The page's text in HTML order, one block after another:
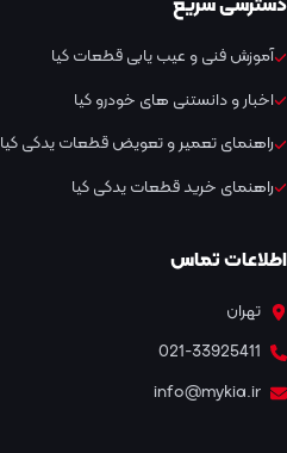
دسترسی سریع
آموزش فنی و عیب یابی قطعات کیا
اخبار و دانستنی های خودرو کیا
راهنمای تعمیر و تعویض قطعات یدکی کیا
راهنمای خرید قطعات یدکی کیا
اطلاعات تماس
تهران
021-33925411
info@mykia.ir